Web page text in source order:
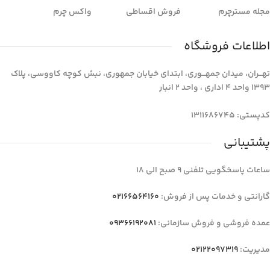
مجله مسترچرم
فروش اقساطی
واکس چرم
اطلاعات فروشگاه
تهـــران، میدان جمهـــوری، ابتدای خیابان جمهوری، نبش کوچه کاووسی، پلاک
1393 واحد 4 اداری ، واحد 2 انبار
کدپستی: 1311686745
پشتیبانی
ساعات پاسخگویی تلفنی 9 صبح الی 18
گارانتی و خدمات پس از فروش: 02166564160
عمده فروشی و فروش سازمانی: 09366192081
مدیریت:02122097319